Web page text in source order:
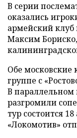
В серии
оказались
армейский клуб
Максим
Обе
группе с
В параллельном
разгромили
тур состоится
«Локомотив»